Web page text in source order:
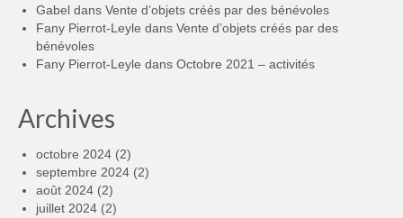
Gabel dans Vente d’objets créés par des bénévoles
Fany Pierrot-Leyle dans Vente d’objets créés par des
bénévoles
Fany Pierrot-Leyle dans Octobre 2021 – activités
Archives
octobre 2024 (2)
septembre 2024 (2)
août 2024 (2)
juillet 2024 (2)